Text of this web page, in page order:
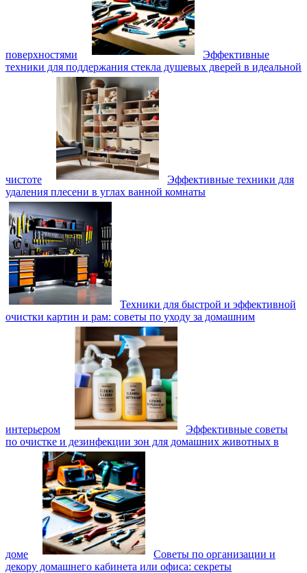
поверхностями
Эффективные
техники для поддержания стекла душевых дверей в идеальной
чистоте
Эффективные техники для
удаления плесени в углах ванной комнаты
Техники для быстрой и эффективной
очистки картин и рам: советы по уходу за домашним
интерьером
Эффективные советы
по очистке и дезинфекции зон для домашних животных в
доме
Советы по организации и
декору домашнего кабинета или офиса: секреты